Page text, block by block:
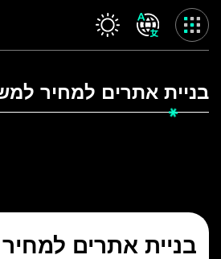
Skip
content
עמוד הבית
בלוג
ולוג
בניית אתרים למחיר
בניית אתרים